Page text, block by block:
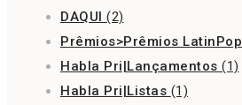
DAQUI (2)
Prêmios>Prêmios LatinPop
Habla Pri|Lançamentos (1)
Habla Pri|Listas (1)